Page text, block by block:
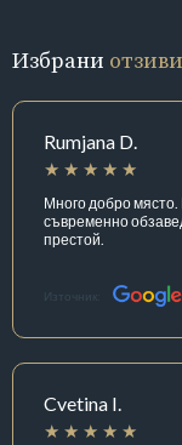
Избрани отзиви
Rumjana D.
Много добро място.
съвременно
престой.
Източник:
Cvetina I.